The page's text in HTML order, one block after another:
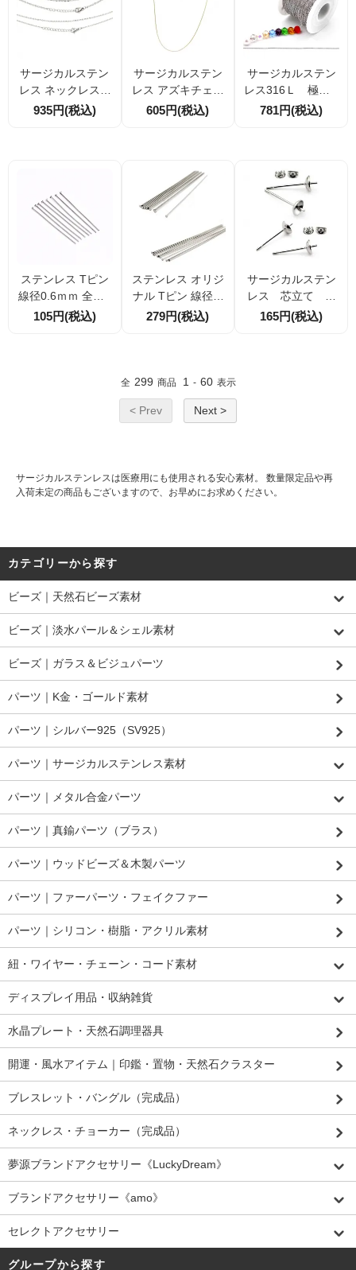
サージカルステン
レス ネックレス 2
サイズ展開（1.4m
935円(税込)
サージカルステン
レス アズキチェー
ンネックレス ゴー
605円(税込)
サージカルステン
レス316Ｌ 極細0.
8ｍｍ カットアズ
781円(税込)
ステンレス Tピン
線径0.6ｍｍ 全長4
0ｍｍ 10本／100
105円(税込)
ステンレス オリジ
ナル Tピン 線径0.
7ｍｍ 長さ75ｍｍ
279円(税込)
サージカルステン
レス 芯立て ヒ
ートン 5ｍｍカッ
165円(税込)
全 299 商品 1 - 60 表示
< Prev Next >
サージカルステンレスは医療用にも使用される安心素材。 数量限定品や再
入荷未定の商品もございますので、お早めにお求めください。
カテゴリーから探す
ビーズ｜天然石ビーズ素材
ビーズ｜淡水パール＆シェル素材
ビーズ｜ガラス＆ビジュパーツ
パーツ｜K金・ゴールド素材
パーツ｜シルバー925（SV925）
パーツ｜サージカルステンレス素材
パーツ｜メタル合金パーツ
パーツ｜真鍮パーツ（ブラス）
パーツ｜ウッドビーズ＆木製パーツ
パーツ｜ファーパーツ・フェイクファー
パーツ｜シリコン・樹脂・アクリル素材
紐・ワイヤー・チェーン・コード素材
ディスプレイ用品・収納雑貨
水晶プレート・天然石調理器具
開運・風水アイテム｜印鑑・置物・天然石クラスター
ブレスレット・バングル（完成品）
ネックレス・チョーカー（完成品）
夢源ブランドアクセサリー《LuckyDream》
ブランドアクセサリー《amo》
セレクトアクセサリー
グループから探す